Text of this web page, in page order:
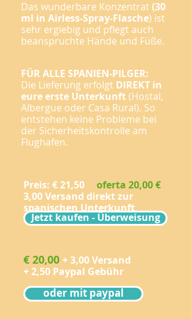
Das wunderbare Konzentrat(30
ml in Airless-Spray-Flasche) ist
sehr ergiebig und pflegt auch
beanspruchte Hände und Füße.
FÜR ALLE SPANIEN-PILGER:
Die Lieferung erfolgt DIREKT in
eure erste Unterkunft(Hostal,
Albergue oder Casa Rural). So
entstehen keine Probleme bei
der Sicherheitskontrolle am
Flughafen.
Preis: € 21,50 oferta 20,00 €
3,00 Versand direkt zur
spanischen Unterkunft
Jetzt kaufen - Überweisung
​€ 20,00 + 3,00 Versand
+ 2,50 Paypal Gebühr
oder mit paypal